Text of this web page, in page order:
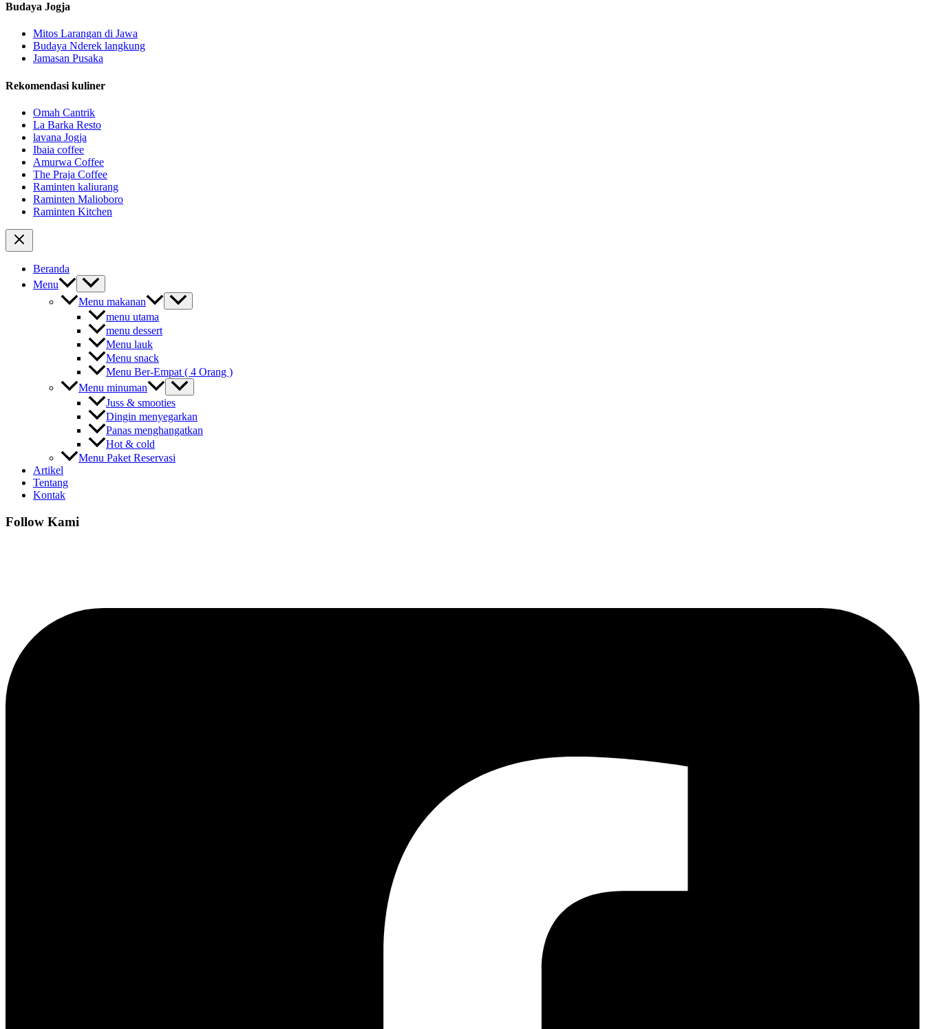
Budaya Jogja
Mitos Larangan di Jawa
Budaya Nderek langkung
Jamasan Pusaka
Rekomendasi kuliner
Omah Cantrik
La Barka Resto
lavana Jogja
Ibaia coffee
Amurwa Coffee
The Praja Coffee
Raminten kaliurang
Raminten Malioboro
Raminten Kitchen
Beranda
Menu
Menu makanan
menu utama
menu dessert
Menu lauk
Menu snack
Menu Ber-Empat ( 4 Orang )
Menu minuman
Juss & smooties
Dingin menyegarkan
Panas menghangatkan
Hot & cold
Menu Paket Reservasi
Artikel
Tentang
Kontak
Follow Kami